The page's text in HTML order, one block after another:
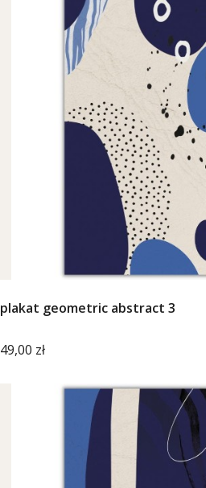
plakat geometric abstract 3
Cena
49,00 zł